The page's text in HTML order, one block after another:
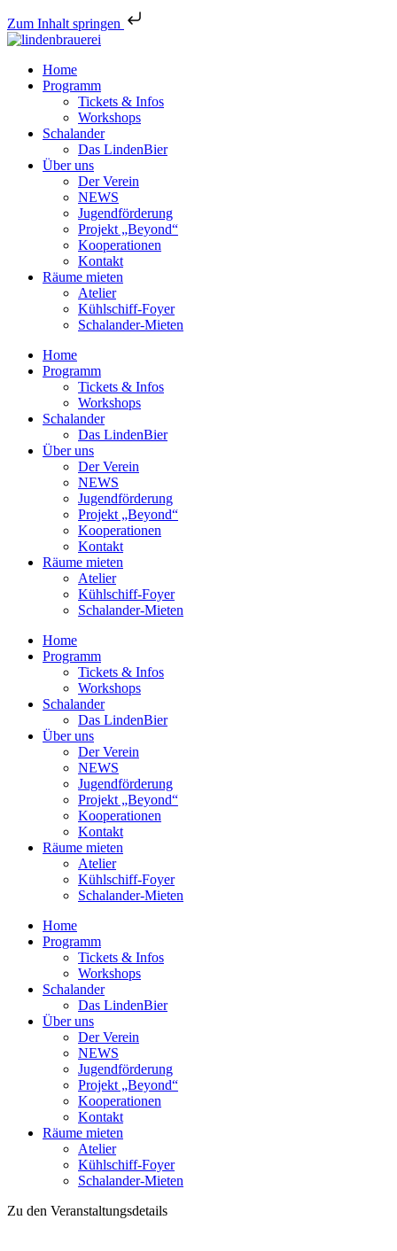
Zum Inhalt springen
Home
Programm
Tickets & Infos
Workshops
Schalander
Das LindenBier
Über uns
Der Verein
NEWS
Jugendförderung
Projekt „Beyond“
Kooperationen
Kontakt
Räume mieten
Atelier
Kühlschiff-Foyer
Schalander-Mieten
Home
Programm
Tickets & Infos
Workshops
Schalander
Das LindenBier
Über uns
Der Verein
NEWS
Jugendförderung
Projekt „Beyond“
Kooperationen
Kontakt
Räume mieten
Atelier
Kühlschiff-Foyer
Schalander-Mieten
Home
Programm
Tickets & Infos
Workshops
Schalander
Das LindenBier
Über uns
Der Verein
NEWS
Jugendförderung
Projekt „Beyond“
Kooperationen
Kontakt
Räume mieten
Atelier
Kühlschiff-Foyer
Schalander-Mieten
Home
Programm
Tickets & Infos
Workshops
Schalander
Das LindenBier
Über uns
Der Verein
NEWS
Jugendförderung
Projekt „Beyond“
Kooperationen
Kontakt
Räume mieten
Atelier
Kühlschiff-Foyer
Schalander-Mieten
Zu den Veranstaltungsdetails